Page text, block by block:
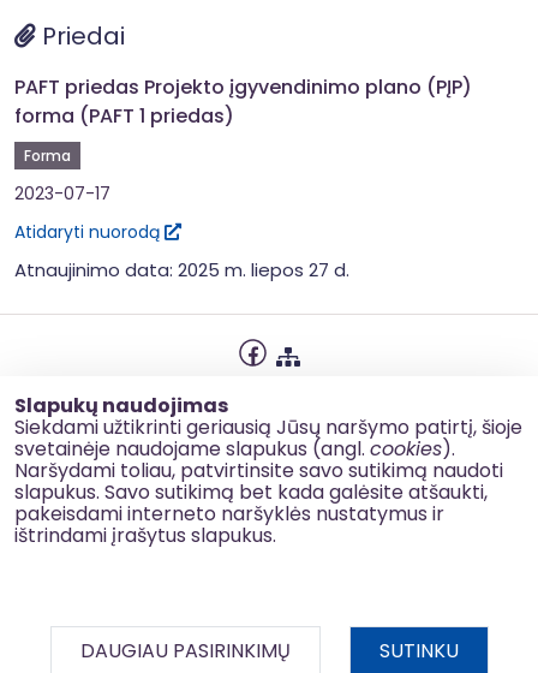
Slapukų naudojimas
Siekdami užtikrinti geriausią Jūsų naršymo patirtį, šioje
svetainėje naudojame slapukus (angl. cookies).
Naršydami toliau, patvirtinsite savo sutikimą naudoti
slapukus. Savo sutikimą bet kada galėsite atšaukti,
pakeisdami interneto naršyklės nustatymus ir
ištrindami įrašytus slapukus.
DAUGIAU PASIRINKIMŲ SUTINKU
Priedai
PAFT priedas Projekto įgyvendinimo plano (PĮP)
forma (PAFT 1 priedas)
Forma
2023-07-17
Atidaryti nuorodą
Atnaujinimo data: 2025 m. liepos 27 d.
Slapukų naudojimas
Korupcijos prevencija
Kontaktai